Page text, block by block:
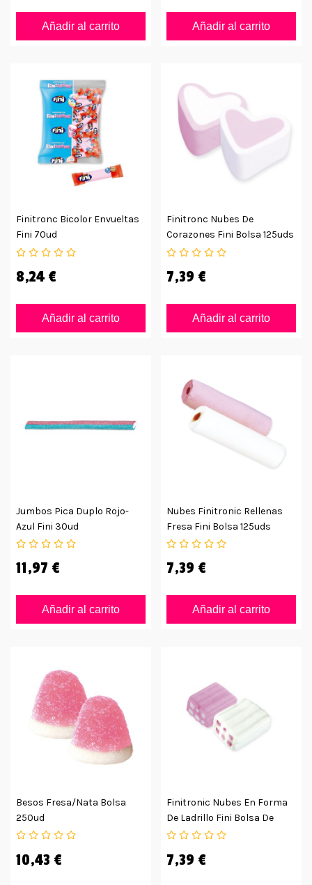
Añadir al carrito Añadir al carrito
Finitronc Bicolor Envueltas
Fini 70ud
8,24 €
Añadir al carrito
Finitronc Nubes De
Corazones Fini Bolsa 125uds
7,39 €
Añadir al carrito
Jumbos Pica Duplo Rojo-
Azul Fini 30ud
11,97 €
Añadir al carrito
Nubes Finitronic Rellenas
Fresa Fini Bolsa 125uds
7,39 €
Añadir al carrito
Besos Fresa/nata Bolsa
250ud
10,43 €
Finitronic Nubes En Forma
De Ladrillo Fini Bolsa De
125uds
7,39 €